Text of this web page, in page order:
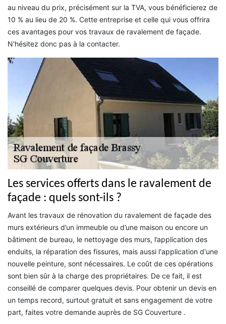
au niveau du prix, précisément sur la TVA, vous bénéficierez de
10 % au lieu de 20 %. Cette entreprise et celle qui vous offrira
ces avantages pour vos travaux de ravalement de façade.
N'hésitez donc pas à la contacter.
Les services offerts dans le ravalement de
façade : quels sont-ils ?
Avant les travaux de rénovation du ravalement de façade des
murs extérieurs d’un immeuble ou d’une maison ou encore un
bâtiment de bureau, le nettoyage des murs, l’application des
enduits, la réparation des fissures, mais aussi l'application d'une
nouvelle peinture, sont nécessaires. Le coût de ces opérations
sont bien sûr à la charge des propriétaires. De ce fait, il est
conseillé de comparer quelques devis. Pour obtenir un devis en
un temps record, surtout gratuit et sans engagement de votre
part, faites votre demande auprès de SG Couverture .